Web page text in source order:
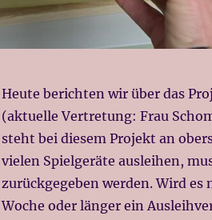
Heute berichten wir über das
(aktuelle Vertretung: Frau
steht bei diesem Projekt an
vielen Spielgeräte ausleihen,
zurückgegeben werden. Wird
Woche oder länger ein